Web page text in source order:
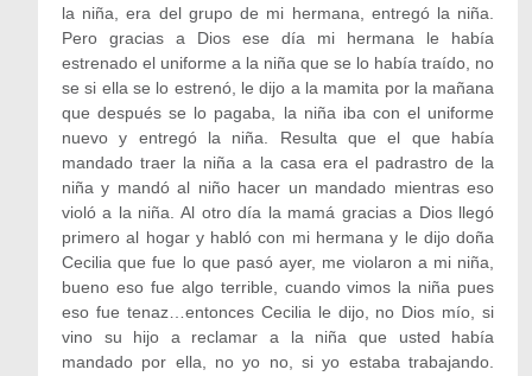
la niña, era del grupo de mi hermana, entregó la niña.
Pero gracias a Dios ese día mi hermana le había
estrenado el uniforme a la niña que se lo había traído, no
se si ella se lo estrenó, le dijo a la mamita por la mañana
que después se lo pagaba, la niña iba con el uniforme
nuevo y entregó la niña. Resulta que el que había
mandado traer la niña a la casa era el padrastro de la
niña y mandó al niño hacer un mandado mientras eso
violó a la niña. Al otro día la mamá gracias a Dios llegó
primero al hogar y habló con mi hermana y le dijo doña
Cecilia que fue lo que pasó ayer, me violaron a mi niña,
bueno eso fue algo terrible, cuando vimos la niña pues
eso fue tenaz…entonces Cecilia le dijo, no Dios mío, si
vino su hijo a reclamar a la niña que usted había
mandado por ella, no yo no, si yo estaba trabajando.